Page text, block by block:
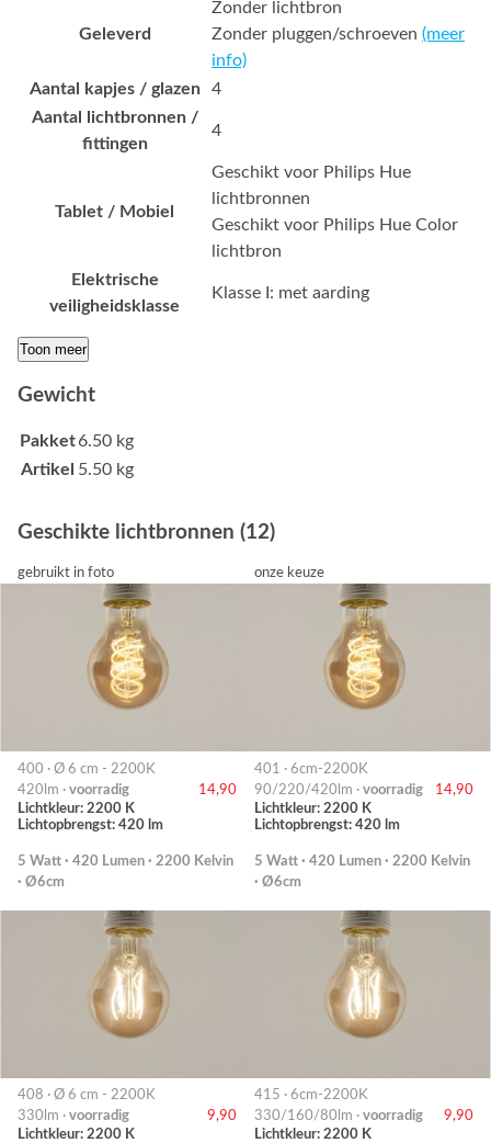
Geleverd
Zonder lichtbron
Zonder pluggen/schroeven (meer
info)
Aantal kapjes / glazen
4
Aantal lichtbronnen /
fittingen
4
Tablet / Mobiel
Geschikt voor Philips Hue
lichtbronnen
Geschikt voor Philips Hue Color
lichtbron
Elektrische
veiligheidsklasse
Klasse I: met aarding
Toon meer
Gewicht
Pakket6.50 kg
Artikel 5.50 kg
Geschikte lichtbronnen (12)
gebruikt in foto
400 · Ø 6 cm - 2200K
420lm · voorradig
14,90
Lichtkleur: 2200 K
Lichtopbrengst: 420 lm
5 Watt · 420 Lumen · 2200 Kelvin
· Ø6cm
onze keuze
401 · 6cm-2200K
90/220/420lm · voorradig
14,90
Lichtkleur: 2200 K
Lichtopbrengst: 420 lm
5 Watt · 420 Lumen · 2200 Kelvin
· Ø6cm
408 · Ø 6 cm - 2200K
330lm · voorradig
9,90
Lichtkleur: 2200 K
415 · 6cm-2200K
330/160/80lm · voorradig
9,90
Lichtkleur: 2200 K